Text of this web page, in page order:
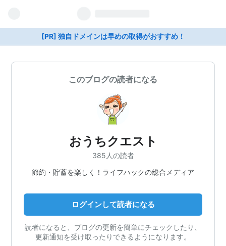
[PR] 独自ドメインは早めの取得がおすすめ！
このブログの読者になる
おうちクエスト
385人の読者
節約・貯蓄を楽しく！ライフハックの総合メディア
ログインして読者になる
読者になると、ブログの更新を簡単にチェックしたり、
更新通知を受け取ったりできるようになります。